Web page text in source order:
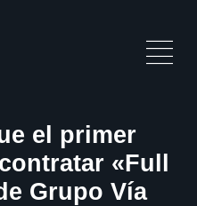
el primer
«Full
Grupo Vía